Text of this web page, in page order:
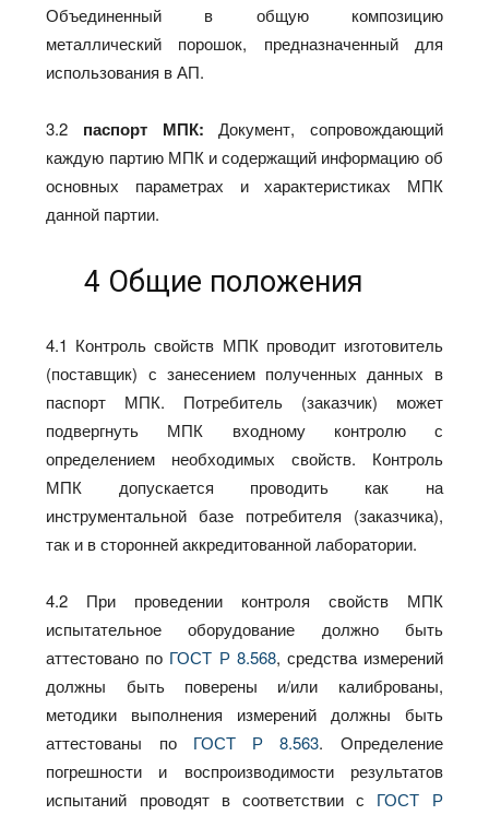
Объединенный в общую композицию
металлический порошок, предназначенный для
использования в АП.
3.2 паспорт МПК:
Документ, сопровождающий
каждую партию МПК и содержащий информацию об
основных параметрах и характеристиках МПК
данной партии.
4 Общие положения
4.1 Контроль свойств МПК проводит изготовитель
(поставщик) с занесением полученных данных в
паспорт МПК. Потребитель (заказчик) может
подвергнуть МПК входному контролю с
определением необходимых свойств. Контроль
МПК допускается проводить как на
инструментальной базе потребителя (заказчика),
так и в сторонней аккредитованной лаборатории.
4.2 При проведении контроля свойств МПК
испытательное оборудование должно быть
аттестовано по ГОСТ Р 8.568, средства измерений
должны быть поверены и/или калиброваны,
методики выполнения измерений должны быть
аттестованы по
ГОСТ Р 8.563. Определение
погрешности и воспроизводимости результатов
испытаний проводят в соответствии с
ГОСТ Р